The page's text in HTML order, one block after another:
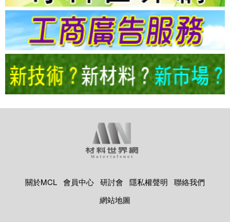
關於MCL 會員中心 研討會 隱私權聲明
聯絡我們
網站地圖